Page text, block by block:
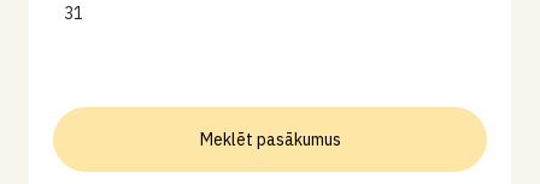
31
Meklēt pasākumus